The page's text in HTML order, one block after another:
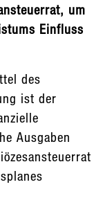
um
Einfluss
des
ist der
Ausgaben